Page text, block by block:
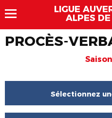
LIGUE
ALPES
PROCÈS-
Sélectionnez